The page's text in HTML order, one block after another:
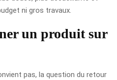
ni gros travaux.
un produit sur
pas, la question du retour